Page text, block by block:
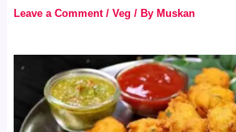
Leave a Comment /Veg / By Muskan